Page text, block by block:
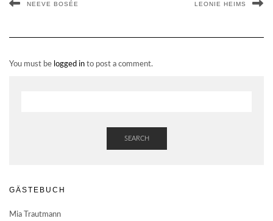
NEEVE BOSÉE LEONIE HEIMS
You must be logged in to post a comment.
SEARCH
GÄSTEBUCH
Mia Trautmann